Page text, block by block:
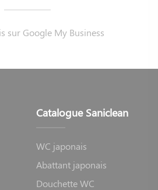
sur Google My Business
Catalogue Saniclean
WC japonais
Abattant japonais
Douchette WC